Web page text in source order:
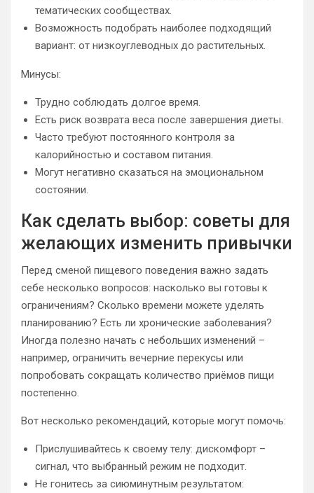
тематических сообществах.
Возможность подобрать наиболее подходящий
вариант: от низкоуглеводных до растительных.
Минусы:
Трудно соблюдать долгое время.
Есть риск возврата веса после завершения диеты.
Часто требуют постоянного контроля за
калорийностью и составом питания.
Могут негативно сказаться на эмоциональном
состоянии.
Как сделать выбор: советы для
желающих изменить привычки
Перед сменой пищевого поведения важно задать
себе несколько вопросов: насколько вы готовы к
ограничениям? Сколько времени можете уделять
планированию? Есть ли хронические заболевания?
Иногда полезно начать с небольших изменений –
например, ограничить вечерние перекусы или
попробовать сокращать количество приёмов пищи
постепенно.
Вот несколько рекомендаций, которые могут помочь:
Прислушивайтесь к своему телу: дискомфорт –
сигнал, что выбранный режим не подходит.
Не гонитесь за сиюминутным результатом: